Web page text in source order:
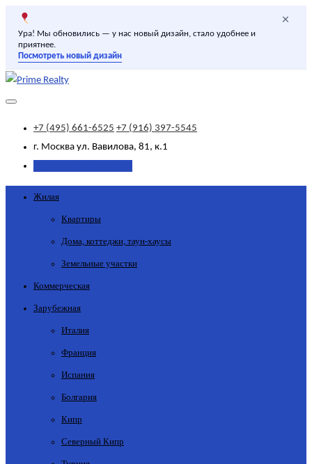
Ура! Мы обновились — у нас новый дизайн, стало удобнее и
приятнее.
Посмотреть новый дизайн
×
+7 (495) 661-6525 +7 (916) 397-5545
г. Москва ул. Вавилова, 81, к.1
Жилая
Квартиры
Дома, коттеджи, таун-хаусы
Земельные участки
Коммерческая
Зарубежная
Италия
Франция
Испания
Болгария
Кипр
Северный Кипр